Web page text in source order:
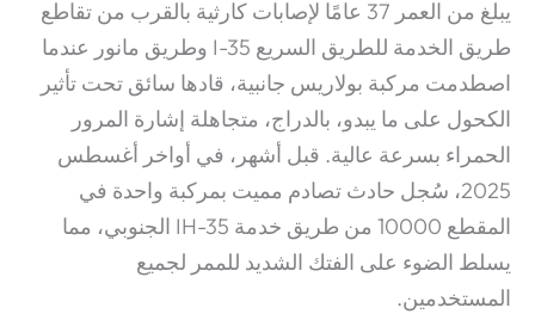
يبلغ من العمر 37 عامًا لإصابات كارثية بالقرب من تقاطع
طريق الخدمة للطريق السريع I-35 وطريق مانور عندما
اصطدمت مركبة بولاريس جانبية، قادها سائق تحت تأثير
الكحول على ما يبدو، بالدراج، متجاهلة إشارة المرور
الحمراء بسرعة عالية. قبل أشهر، في أواخر أغسطس
2025، سُجل حادث تصادم مميت بمركبة واحدة في
المقطع 10000 من طريق خدمة IH-35 الجنوبي، مما
يسلط الضوء على الفتك الشديد للممر لجميع
المستخدمين.